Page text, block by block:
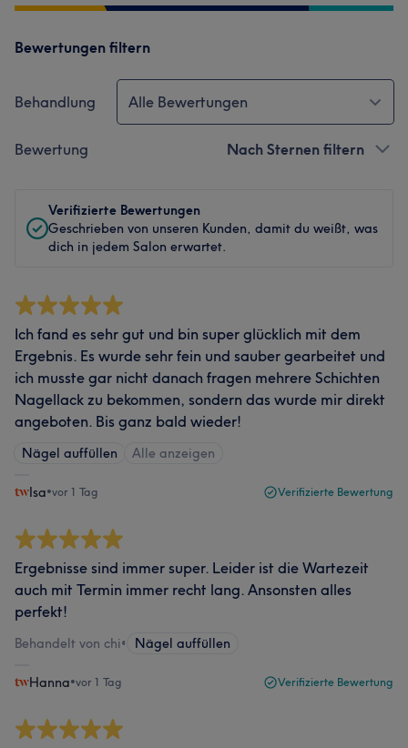
Bewertungen filtern
Behandlung Alle Bewertungen
Bewertung Nach Sternen filtern
Verifizierte Bewertungen
Geschrieben von unseren Kunden, damit du weißt, was
dich in jedem Salon erwartet.
Ich fand es sehr gut und bin super glücklich mit dem
Ergebnis. Es wurde sehr fein und sauber gearbeitet und
ich musste gar nicht danach fragen mehrere Schichten
Nagellack zu bekommen, sondern das wurde mir direkt
angeboten. Bis ganz bald wieder!
Nägel auffüllen Alle anzeigen
Isa•vor 1 Tag Verifizierte Bewertung
Ergebnisse sind immer super. Leider ist die Wartezeit
auch mit Termin immer recht lang. Ansonsten alles
perfekt!
Behandelt von chi• Nägel auffüllen
Hanna•vor 1 Tag Verifizierte Bewertung